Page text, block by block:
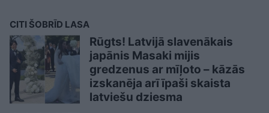
CITI ŠOBRĪD LASA
Rūgts! Latvijā slavenākais
japānis Masaki mijis
gredzenus ar mīļoto – kāzās
izskanēja arī īpaši skaista
latviešu dziesma